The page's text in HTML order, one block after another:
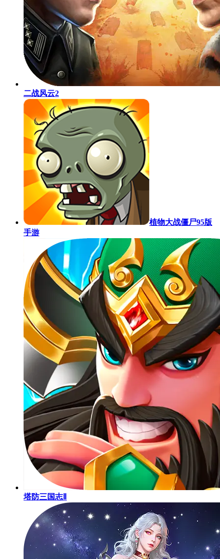
二战风云2
植物大战僵尸95版
手游
塔防三国志Ⅱ